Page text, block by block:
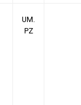
UM.
PZ